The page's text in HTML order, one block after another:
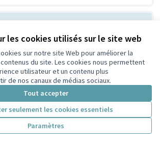
les cookies utilisés sur le site web
sur notre site Web pour améliorer la
du site. Les cookies nous permettent
utilisateur et un contenu plus
de nos canaux de médias sociaux.
Tout accepter
seulement les cookies essentiels
Paramètres
la MLIS
mieux
Non retenue en
présélection
0